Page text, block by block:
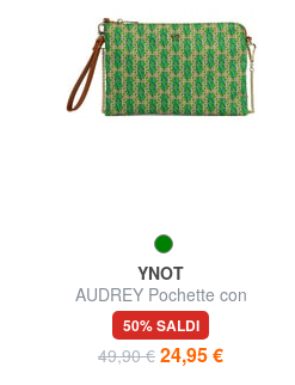
YNOT
AUDREY Pochette con
polsierina e tracolla
50% SALDI
49,90 € 24,95 €